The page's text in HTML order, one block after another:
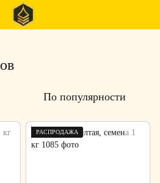
По популярности
РАСПРОДАЖА